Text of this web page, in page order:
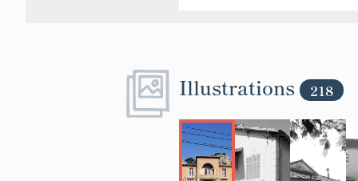
Illustrations 218